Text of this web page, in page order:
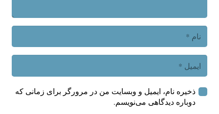
ذخیره نام، ایمیل و وبسایت من در مرورگر برای زمانی که
دوباره دیدگاهی می‌نویسم.